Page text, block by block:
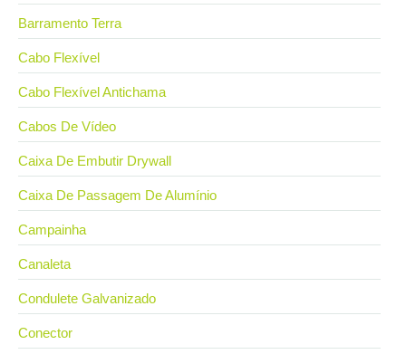
Barramento Terra
Cabo Flexível
Cabo Flexível Antichama
Cabos De Vídeo
Caixa De Embutir Drywall
Caixa De Passagem De Alumínio
Campainha
Canaleta
Condulete Galvanizado
Conector